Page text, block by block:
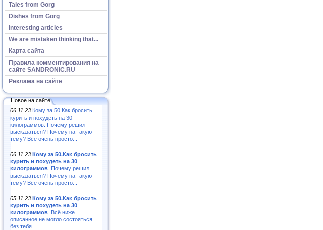
Tales from Gorg
Dishes from Gorg
Interesting articles
We are mistaken thinking that...
Карта сайта
Правила комментирования на
сайте SANDRONIC.RU
Реклама на сайте
Новое на сайте
06.11.23 Кому за 50.Как бросить
курить и похудеть на 30
килограммов. Почему решил
высказаться? Почему на такую
тему? Всё очень просто...
06.11.23 Кому за 50.Как бросить
курить и похудеть на 30
килограммов . Почему решил
высказаться? Почему на такую
тему? Всё очень просто...
05.11.23 Кому за 50.Как бросить
курить и похудеть на 30
килограммов . Всё ниже
описанное не могло состояться
без тебя...